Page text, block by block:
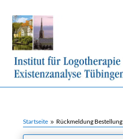
Startseite 9 Rückmeldung Bestellung